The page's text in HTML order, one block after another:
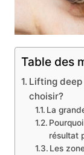
Table des
Lifting
choisir?
La
résultat
Les